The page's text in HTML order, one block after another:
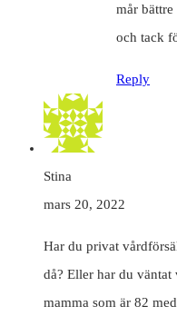
mår
och tack
Reply
Stina
mars 20, 2022
Har du privat
då? Eller har du
mamma som är 82